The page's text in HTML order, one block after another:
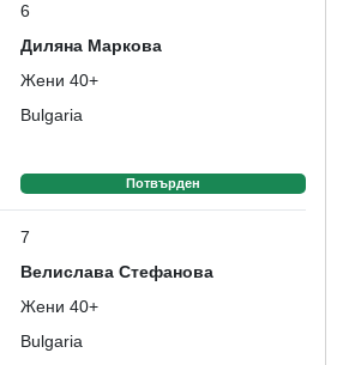
6
Диляна Маркова
Жени 40+
Bulgaria
Потвърден
7
Велислава Стефанова
Жени 40+
Bulgaria